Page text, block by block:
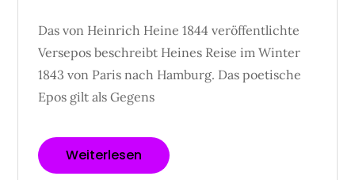
Das von Heinrich Heine 1844 veröffentlichte
Versepos beschreibt Heines Reise im Winter
1843 von Paris nach Hamburg. Das poetische
Epos gilt als Gegens
Weiterlesen